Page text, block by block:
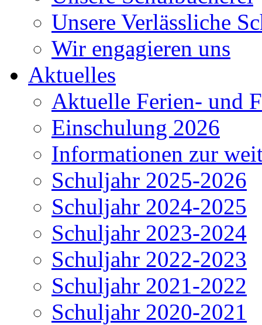
Unsere Verlässliche
Wir engagieren uns
Aktuelles
Aktuelle Ferien- und
Einschulung 2026
Informationen zur
Schuljahr 2025-2026
Schuljahr 2024-2025
Schuljahr 2023-2024
Schuljahr 2022-2023
Schuljahr 2021-2022
Schuljahr 2020-2021